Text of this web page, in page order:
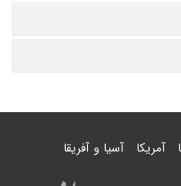
آمریکا آسیا و آفریقا